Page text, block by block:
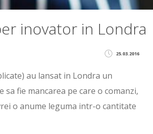
inovator in Londra
25.03.2016
au lansat in Londra un
fie mancarea pe care o comanzi,
o anume leguma intr-o cantitate